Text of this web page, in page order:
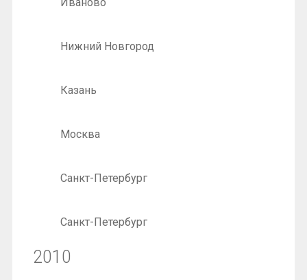
Нижний Новгород
Казань
Москва
Санкт-Петербург
Санкт-Петербург
2010